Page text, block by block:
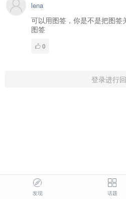
lena
可以用图签，你是不是把图
图签
0
登录进行
发现 话题